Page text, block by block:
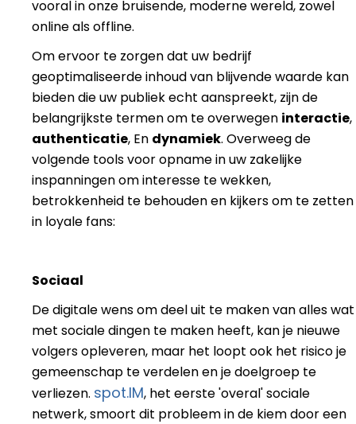
vooral in onze bruisende, moderne wereld, zowel
online als offline.
Om ervoor te zorgen dat uw bedrijf
geoptimaliseerde inhoud van blijvende waarde kan
bieden die uw publiek echt aanspreekt, zijn de
belangrijkste termen om te overwegen interactie,
authenticatie, En dynamiek. Overweeg de
volgende tools voor opname in uw zakelijke
inspanningen om interesse te wekken,
betrokkenheid te behouden en kijkers om te zetten
in loyale fans:
Sociaal
De digitale wens om deel uit te maken van alles wat
met sociale dingen te maken heeft, kan je nieuwe
volgers opleveren, maar het loopt ook het risico je
gemeenschap te verdelen en je doelgroep te
verliezen. spot.IM, het eerste 'overal' sociale
netwerk, smoort dit probleem in de kiem door een